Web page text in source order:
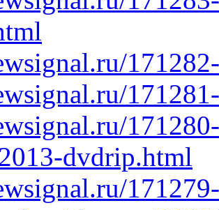
dvdrip.html